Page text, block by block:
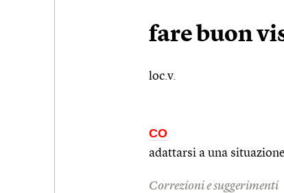
fare buon
loc.v.
CO
adattarsi a una
Correzioni e suggerimenti